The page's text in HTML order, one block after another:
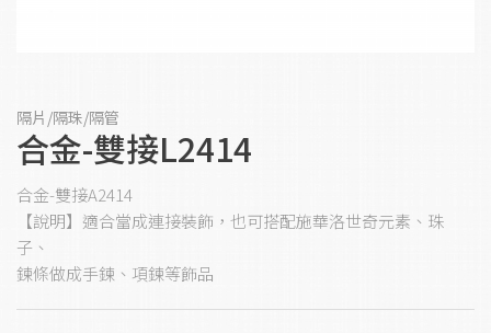
隔片/隔珠/隔管
合金-雙接L2414
合金-雙接A2414
【說明】適合當成連接裝飾，也可搭配施華洛世奇元素、珠
子、
鍊條做成手鍊、項鍊等飾品